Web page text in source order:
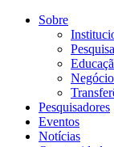
Conteúdo principal
Sobre
Pesquisa
Pesquisadores
Eventos
Notícias